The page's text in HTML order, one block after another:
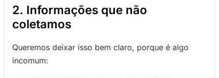
2. Informações que não
coletamos
Queremos deixar isso bem claro, porque é algo
incomum: